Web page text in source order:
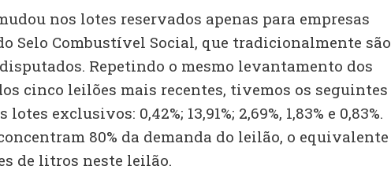
nos lotes reservados apenas para empresas
Selo Combustível Social, que tradicionalmente são
Repetindo o mesmo levantamento dos
cinco leilões mais recentes, tivemos os seguintes
exclusivos: 0,42%; 13,91%; 2,69%, 1,83% e 0,83%.
80% da demanda do leilão, o equivalente
de litros neste leilão.